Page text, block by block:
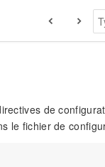
de
le fichier de